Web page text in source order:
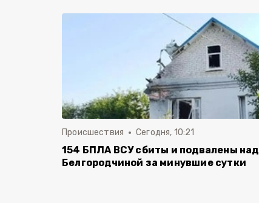
Происшествия Сегодня, 10:21
154 БПЛА ВСУ сбиты и подвалены над
Белгородчиной за минувшие сутки